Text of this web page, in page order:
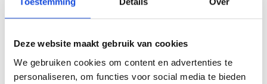
Deze website maakt gebruik van cookies
We gebruiken cookies om content en advertenties te
personaliseren, om functies voor social media te bieden
Niks missen?